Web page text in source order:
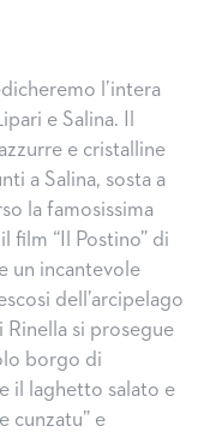
l’intera
e Salina. Il
e cristalline
a Salina, sosta a
la famosissima
film “Il Postino” di
un incantevole
dell’arcipelago
si prosegue
borgo di
il laghetto salato e
cunzatu” e